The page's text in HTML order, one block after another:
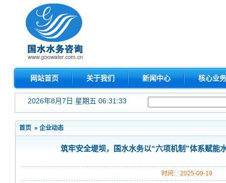
网站首页 关于我们 新闻中心 核心业务
2026年8月7日 星期五 06:31:33
首页 » 企业动态
筑牢安全堤坝，国水水务以“六项机制”体系赋能
时间: 2025-09-19